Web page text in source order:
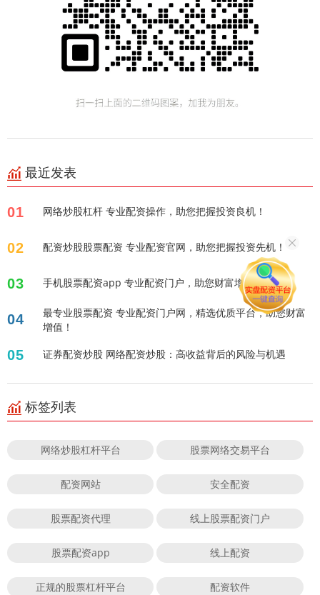
最近发表
01 网络炒股杠杆 专业配资操作，助您把握投资良机！
02 配资炒股股票配资 专业配资官网，助您把握投资先机！
03 手机股票配资app 专业配资门户，助您财富增值！
04
最专业股票配资 专业配资门户网，精选优质平台，助您财富
增值！
05 证券配资炒股 网络配资炒股：高收益背后的风险与机遇
标签列表
网络炒股杠杆平台 股票网络交易平台
配资网站 安全配资
股票配资代理 线上股票配资门户
股票配资app 线上配资
正规的股票杠杆平台 配资软件